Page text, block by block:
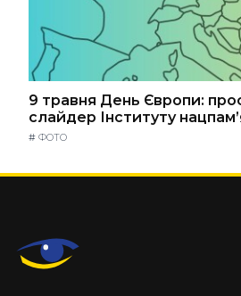
9 травня День Європи:
слайдер Інституту
# ФОТО